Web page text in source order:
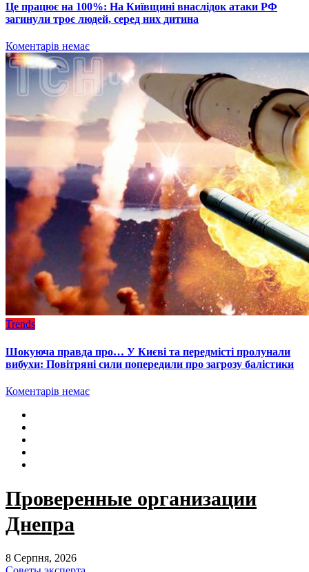
Це працює на 100%: На Київщині внаслідок атаки РФ
загинули троє людей, серед них дитина
Коментарів немає
Trends
Шокуюча правда про… У Києві та передмісті пролунали
вибухи: Повітряні сили попередили про загрозу балістики
Коментарів немає
Проверенные организации
Днепра
8 Серпня, 2026